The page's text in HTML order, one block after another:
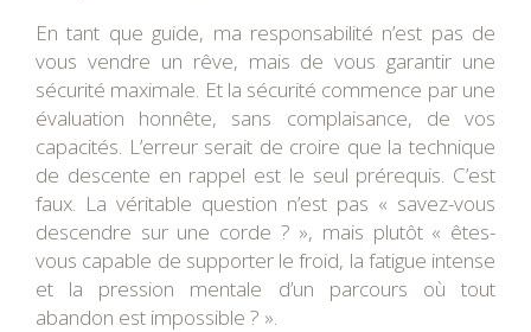
En tant que guide, ma responsabilité n’est pas de
vous vendre un rêve, mais de vous garantir une
sécurité maximale. Et la sécurité commence par une
évaluation honnête, sans complaisance, de vos
capacités. L’erreur serait de croire que la technique
de descente en rappel est le seul prérequis. C’est
faux. La véritable question n’est pas « savez-vous
descendre sur une corde ? », mais plutôt « êtes-
vous capable de supporter le froid, la fatigue intense
et la pression mentale d’un parcours où tout
abandon est impossible ? ».